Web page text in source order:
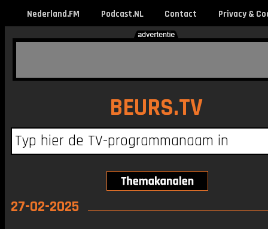
Nederland.FM Podcast.NL Contact Privacy &
BEURS.TV
27-02-2025